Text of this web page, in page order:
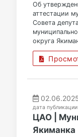
Об
аттестации
Совета
округа
дата публикации
ЦАО |
Якиманка